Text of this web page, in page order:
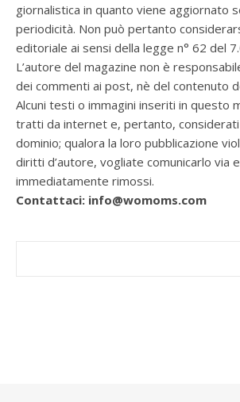
giornalistica in quanto viene aggiornato
periodicità. Non può pertanto
editoriale ai sensi della legge n° 62 del
L’autore del magazine non è
dei commenti ai post, nè del contenuto
Alcuni testi o immagini inseriti in questo
tratti da internet e, pertanto, considerati
dominio; qualora la loro pubblicazione
diritti d’autore, vogliate comunicarlo via
immediatamente rimossi.
Contattaci: info@womoms.com